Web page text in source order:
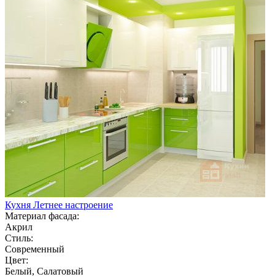
Кухня Летнее настроение
Материал фасада:
Акрил
Стиль:
Современный
Цвет:
Белый, Салатовый